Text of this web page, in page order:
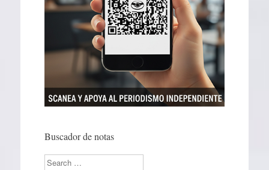
Buscador de notas
Search